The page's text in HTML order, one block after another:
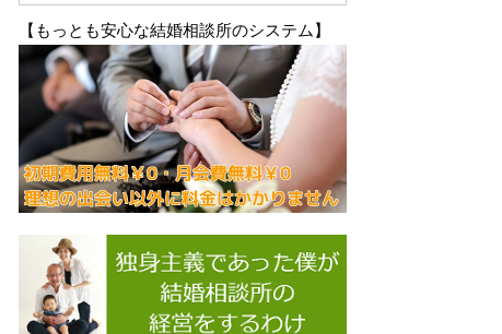
【もっとも安心な結婚相談所のシステム】